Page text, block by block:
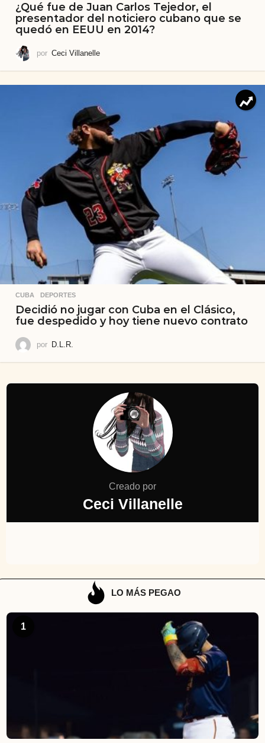
¿Qué fue de Juan Carlos Tejedor, el
presentador del noticiero cubano que se
quedó en EEUU en 2014?
por Ceci Villanelle
CUBA ,DEPORTES
Decidió no jugar con Cuba en el Clásico,
fue despedido y hoy tiene nuevo contrato
por D.L.R.
Creado por
Ceci Villanelle
LO MÁS PEGAO
1